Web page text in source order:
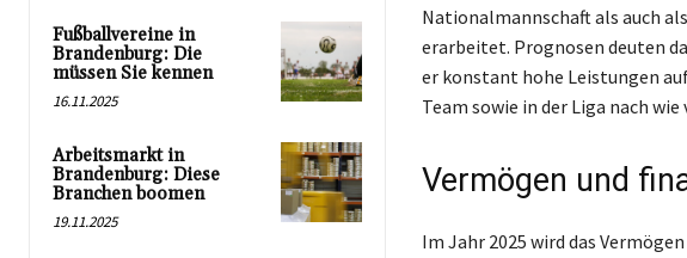
Fußballvereine in
Brandenburg: Die
müssen Sie kennen
16.11.2025
Arbeitsmarkt in
Brandenburg: Diese
Branchen boomen
19.11.2025
Nationalmannschaft als auch
erarbeitet. Prognosen deuten
er konstant hohe Leistungen
Team sowie in der Liga nach wie
Vermögen und
Im Jahr 2025 wird das